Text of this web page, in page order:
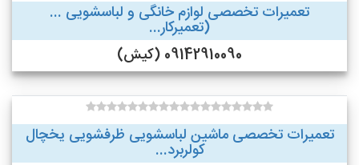
تعمیرات تخصصی لوازم خانگی و لباسشویی ...
(تعمیرکار...
09142910090 (کیش)
تعمیرات تخصصی ماشین لباسشویی ظرفشویی یخچال
کولربرد...